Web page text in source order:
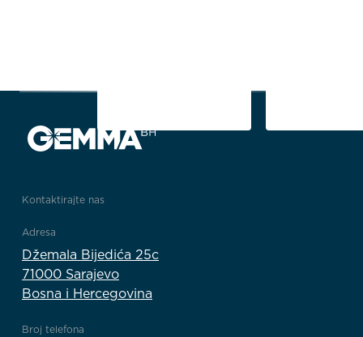
Kontaktirajte nas
Adresa
Džemala Bijedića 25c
71000 Sarajevo
Bosna i Hercegovina
Broj telefona